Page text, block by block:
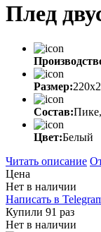
Плед
Размер:
Состав:
Цвет:Белый
Читать описание
Цена
Нет в наличии
Написать в
Купили 91 раз
Нет в наличии